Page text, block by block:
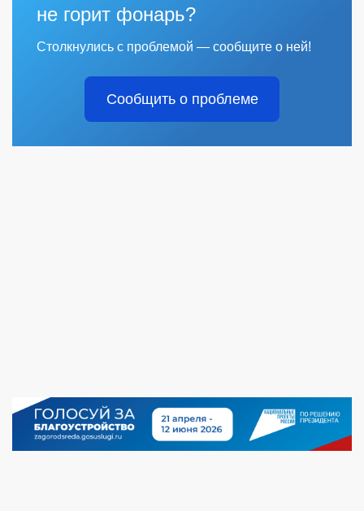
не горит фонарь?
Столкнулись с проблемой — сообщите о ней!
Сообщить о проблеме